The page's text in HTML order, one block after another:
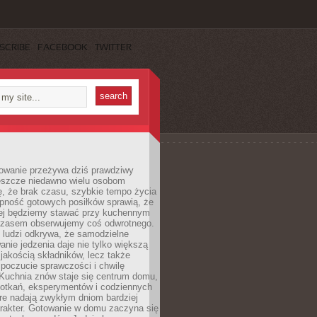
FACEBOOK TWITTER
przeżywa dziś prawdziwy
niedawno wielu osobom
że brak czasu, szybkie tempo życia
gotowych posiłków sprawią, że
będziemy stawać przy kuchennym
obserwujemy coś odwrotnego.
ludzi odkrywa, że samodzielne
jedzenia daje nie tylko większą
składników, lecz także
sprawczości i chwilę
znów staje się centrum domu,
eksperymentów i codziennych
nadają zwykłym dniom bardziej
Gotowanie w domu zaczyna się